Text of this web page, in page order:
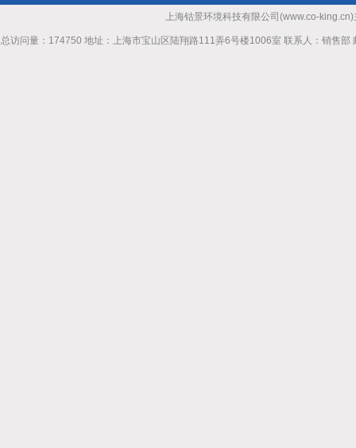
上海钴景环境科技有限公司(www.co-king.cn)
总访问量：174750 地址：上海市宝山区陆翔路111弄6号楼1006室 联系人：销售